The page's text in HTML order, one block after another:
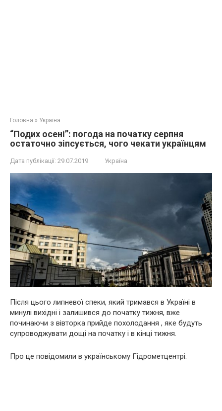
Головна » Україна
“Подих осені”: погода на початку серпня
остаточно зіпсується, чого чекати українцям
Дата публікації: 29.07.2019 Україна
Після цього липневої спеки, який тримався в Україні в
минулі вихідні і залишився до початку тижня, вже
починаючи з вівторка прийде похолодання , яке будуть
супроводжувати дощі на початку і в кінці тижня.
Про це повідомили в українському Гідрометцентрі.